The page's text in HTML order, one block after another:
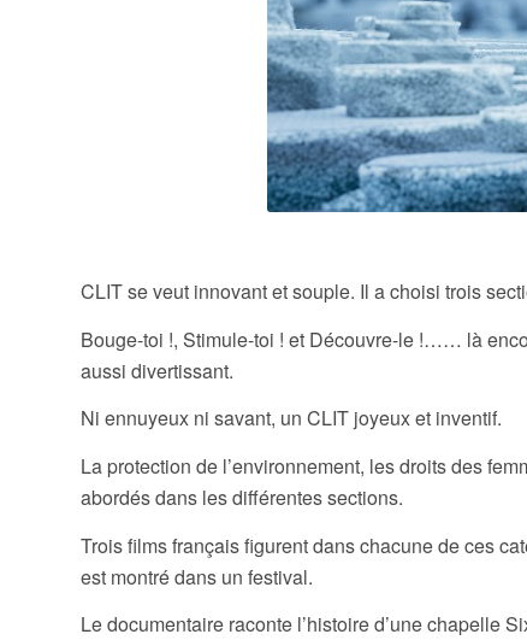
Un
CLIT se veut innovant et souple. Il a choisi trois
Bouge-toi !, Stimule-toi ! et Découvre-le !…… là
aussi divertissant.
Ni ennuyeux ni savant, un CLIT joyeux et inventif.
La protection de l’environnement, les droits des
abordés dans les différentes sections.
Trois films français figurent dans chacune de ces
est montré dans un festival.
Le documentaire raconte l’histoire d’une chapelle